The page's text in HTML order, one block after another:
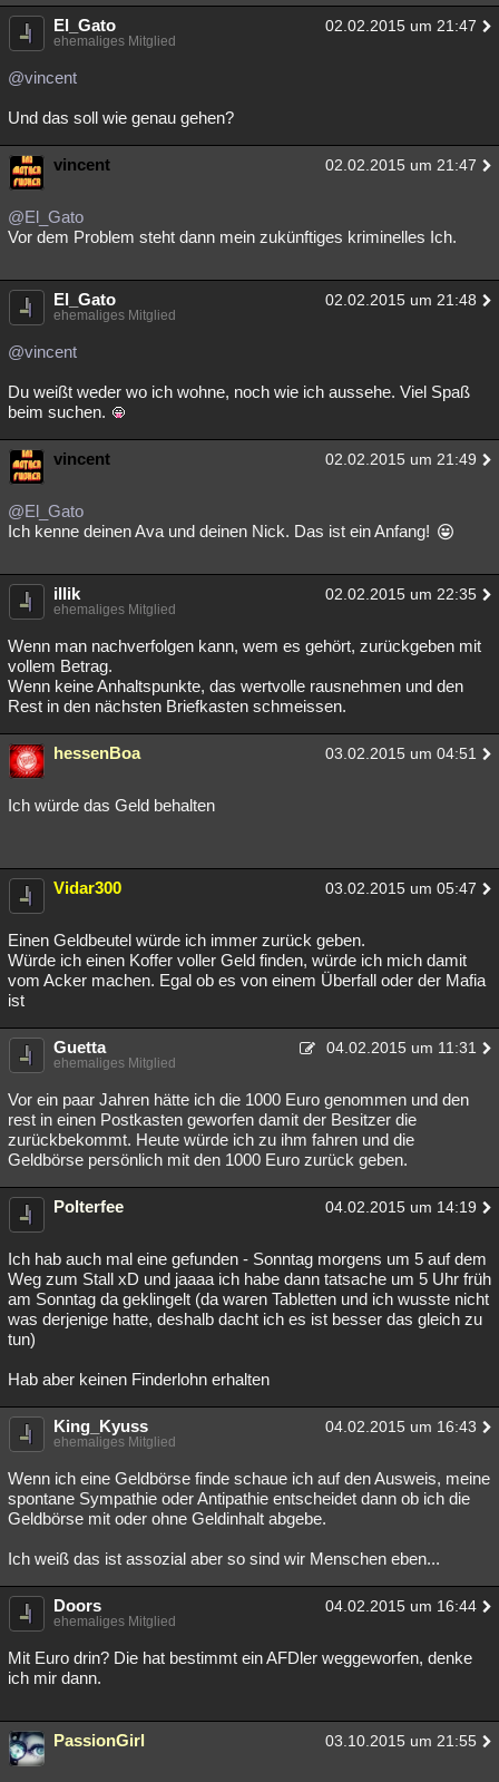
El_Gato 02.02.2015 um 21:47
ehemaliges Mitglied
@vincent
Und das soll wie genau gehen?
vincent 02.02.2015 um 21:47
@El_Gato
Vor dem Problem steht dann mein zukünftiges kriminelles Ich.
El_Gato 02.02.2015 um 21:48
ehemaliges Mitglied
@vincent
Du weißt weder wo ich wohne, noch wie ich aussehe. Viel Spaß
beim suchen.
vincent 02.02.2015 um 21:49
@El_Gato
Ich kenne deinen Ava und deinen Nick. Das ist ein Anfang!
illik 02.02.2015 um 22:35
ehemaliges Mitglied
Wenn man nachverfolgen kann, wem es gehört, zurückgeben mit
vollem Betrag.
Wenn keine Anhaltspunkte, das wertvolle rausnehmen und den
Rest in den nächsten Briefkasten schmeissen.
hessenBoa 03.02.2015 um 04:51
Ich würde das Geld behalten
Vidar300 03.02.2015 um 05:47
Einen Geldbeutel würde ich immer zurück geben.
Würde ich einen Koffer voller Geld finden, würde ich mich damit
vom Acker machen. Egal ob es von einem Überfall oder der Mafia
ist
Guetta 04.02.2015 um 11:31
ehemaliges Mitglied
Vor ein paar Jahren hätte ich die 1000 Euro genommen und den
rest in einen Postkasten geworfen damit der Besitzer die
zurückbekommt. Heute würde ich zu ihm fahren und die
Geldbörse persönlich mit den 1000 Euro zurück geben.
Polterfee 04.02.2015 um 14:19
Ich hab auch mal eine gefunden - Sonntag morgens um 5 auf dem
Weg zum Stall xD und jaaaa ich habe dann tatsache um 5 Uhr früh
am Sonntag da geklingelt (da waren Tabletten und ich wusste nicht
was derjenige hatte, deshalb dacht ich es ist besser das gleich zu
tun)
Hab aber keinen Finderlohn erhalten
King_Kyuss 04.02.2015 um 16:43
ehemaliges Mitglied
Wenn ich eine Geldbörse finde schaue ich auf den Ausweis, meine
spontane Sympathie oder Antipathie entscheidet dann ob ich die
Geldbörse mit oder ohne Geldinhalt abgebe.
Ich weiß das ist assozial aber so sind wir Menschen eben...
Doors 04.02.2015 um 16:44
ehemaliges Mitglied
Mit Euro drin? Die hat bestimmt ein AFDler weggeworfen, denke
ich mir dann.
PassionGirl 03.10.2015 um 21:55